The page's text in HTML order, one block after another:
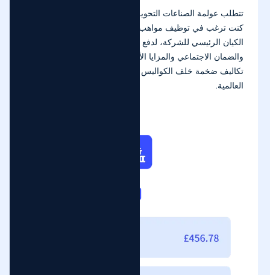
تتطلب عولمة الصناعات التحويلية توفر المواهب المحلية. إذا
كنت ترغب في توظيف مواهب محلية، تحتاج إلى الامتثال لفتح
الكيان الرئيسي للشركة، لدفع الرواتب للموظفين المحليين،
والضمان الاجتماعي والمزايا الأخرى. ومع ذلك، يتطلب هذا
تكاليف ضخمة خلف الكواليس ويؤثر على تطور الأعمال
العالمية.